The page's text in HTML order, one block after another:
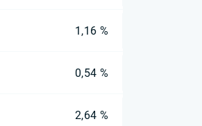
1,16 %
0,54 %
2,64 %